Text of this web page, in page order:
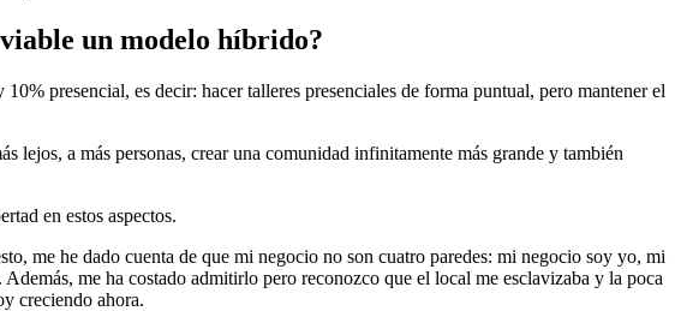
un modelo híbrido?
presencial, es decir: hacer talleres presenciales de forma puntual, pero mantener el
lejos, a más personas, crear una comunidad infinitamente más grande y también
en estos aspectos.
me he dado cuenta de que mi negocio no son cuatro paredes: mi negocio soy yo, mi
me ha costado admitirlo pero reconozco que el local me esclavizaba y la poca
creciendo ahora.